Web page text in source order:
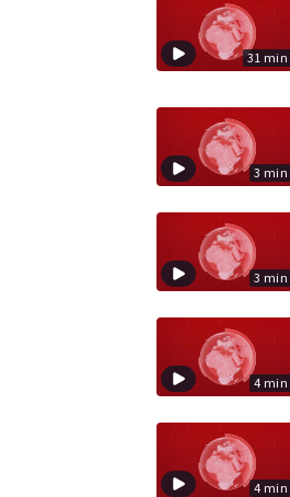
31 min
3 min
3 min
4 min
4 min